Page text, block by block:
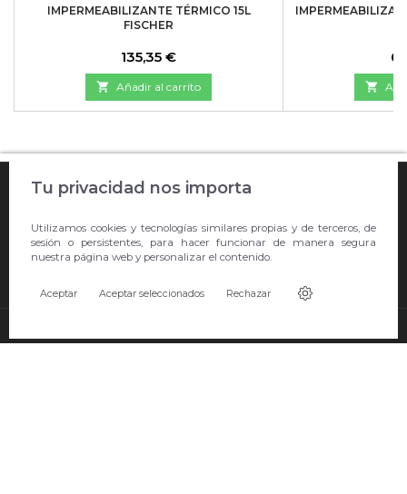
Tu privacidad nos importa
Utilizamos cookies y tecnologías similares propias y de terceros, de
sesión o persistentes, para hacer funcionar de manera segura
nuestra página web y personalizar el contenido.
Aceptar Aceptar seleccionados Rechazar
IMPERMEABILIZANTE TÉRMICO 15L
FISCHER
Precio
135,35 €
 Añadir al carrito 
COMPRA ONLINE
EMPRESA 